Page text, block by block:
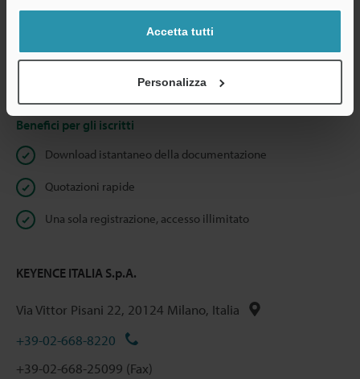
Accetta tutti
Personalizza
Privacy garantita al 100% - le informazioni personali non saranno
mai condivise.
Dichiarazione sulla privacy
Benefici per gli iscritti
Download istantaneo della documentazione
Quotazioni rapide
Una sola registrazione, accesso illimitato
KEYENCE ITALIA S.p.A.
Via Vittor Pisani 22, 20124 Milano, Italia
+39-02-668-8220
+39-02-668-25099 (Fax)